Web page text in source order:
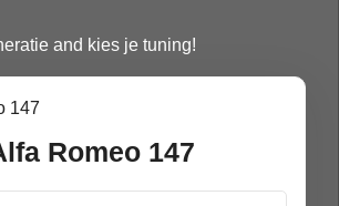
and kies je tuning!
Romeo 147